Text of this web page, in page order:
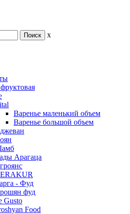
x
Варенье маленький объем
Варенье большой объем
Арагаца
- Фуд
фуд
Gusto
Food